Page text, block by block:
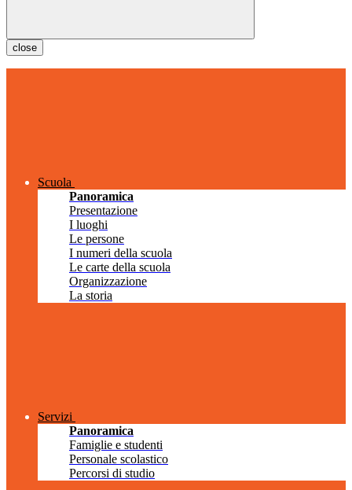
close
Scuola
Panoramica
Presentazione
I luoghi
Le persone
I numeri della scuola
Le carte della scuola
Organizzazione
La storia
Servizi
Panoramica
Famiglie e studenti
Personale scolastico
Percorsi di studio